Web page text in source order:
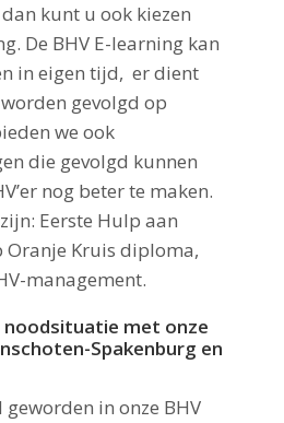
kunt u ook kiezen
De BHV E-learning kan
in eigen tijd, er dient
gevolgd op
we ook
die gevolgd kunnen
nog beter te maken.
Eerste Hulp aan
Oranje Kruis diploma,
management.
noodsituatie met onze
Spakenburg en
in onze BHV